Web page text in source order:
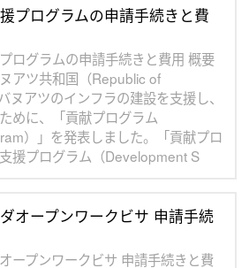
プログラムの申請手続きと費
ログラムの申請手続きと費用 概要
アツ共和国（Republic of
アツのインフラの建設を支援し、
めに、「貢献プログラム
）」を発表しました。「貢献プロ
援プログラム（Development S
オープンワークビサ 申請手続
ープンワークビサ 申請手続きと費